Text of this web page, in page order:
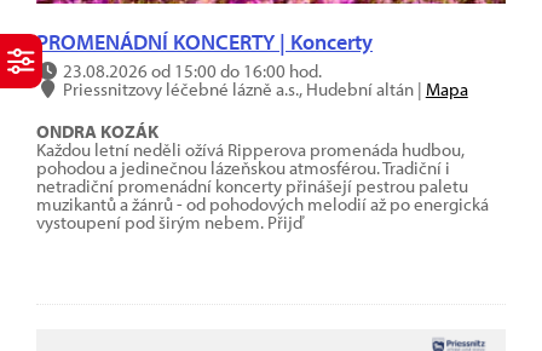
PROMENÁDNÍ KONCERTY | Koncerty
23.08.2026 od 15:00 do 16:00 hod.
Priessnitzovy léčebné lázně a.s., Hudební altán | Mapa
ONDRA KOZÁK
Každou letní neděli ožívá Ripperova promenáda hudbou,
pohodou a jedinečnou lázeňskou atmosférou. Tradiční i
netradiční promenádní koncerty přinášejí pestrou paletu
muzikantů a žánrů - od pohodových melodií až po energická
vystoupení pod širým nebem. Přijď